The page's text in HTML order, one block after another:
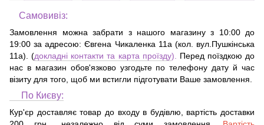
Самовивіз:
Замовлення можна забрати з нашого магазину з 10:00 до
19:00 за адресою:Євгена Чикаленка 11а (кол. вул.Пушкінська
11а) . (докладні контакти та карта проїзду). Перед поїздкою до
нас в магазин обов'язково узгодьте по телефону дату й час
візиту для того, щоб ми встигли підготувати Ваше замовлення.
По Києву:
Кур'єр доставляє товар до входу в будівлю, вартість доставки